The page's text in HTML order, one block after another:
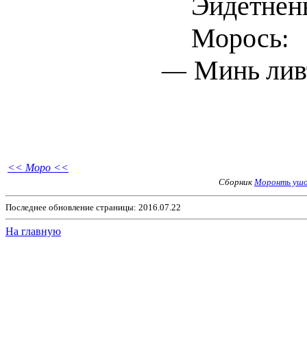
Морось:
— Минь
<< Моро <<
Сборник Моронть
Последнее обновление страницы: 2016.07.22
На главную